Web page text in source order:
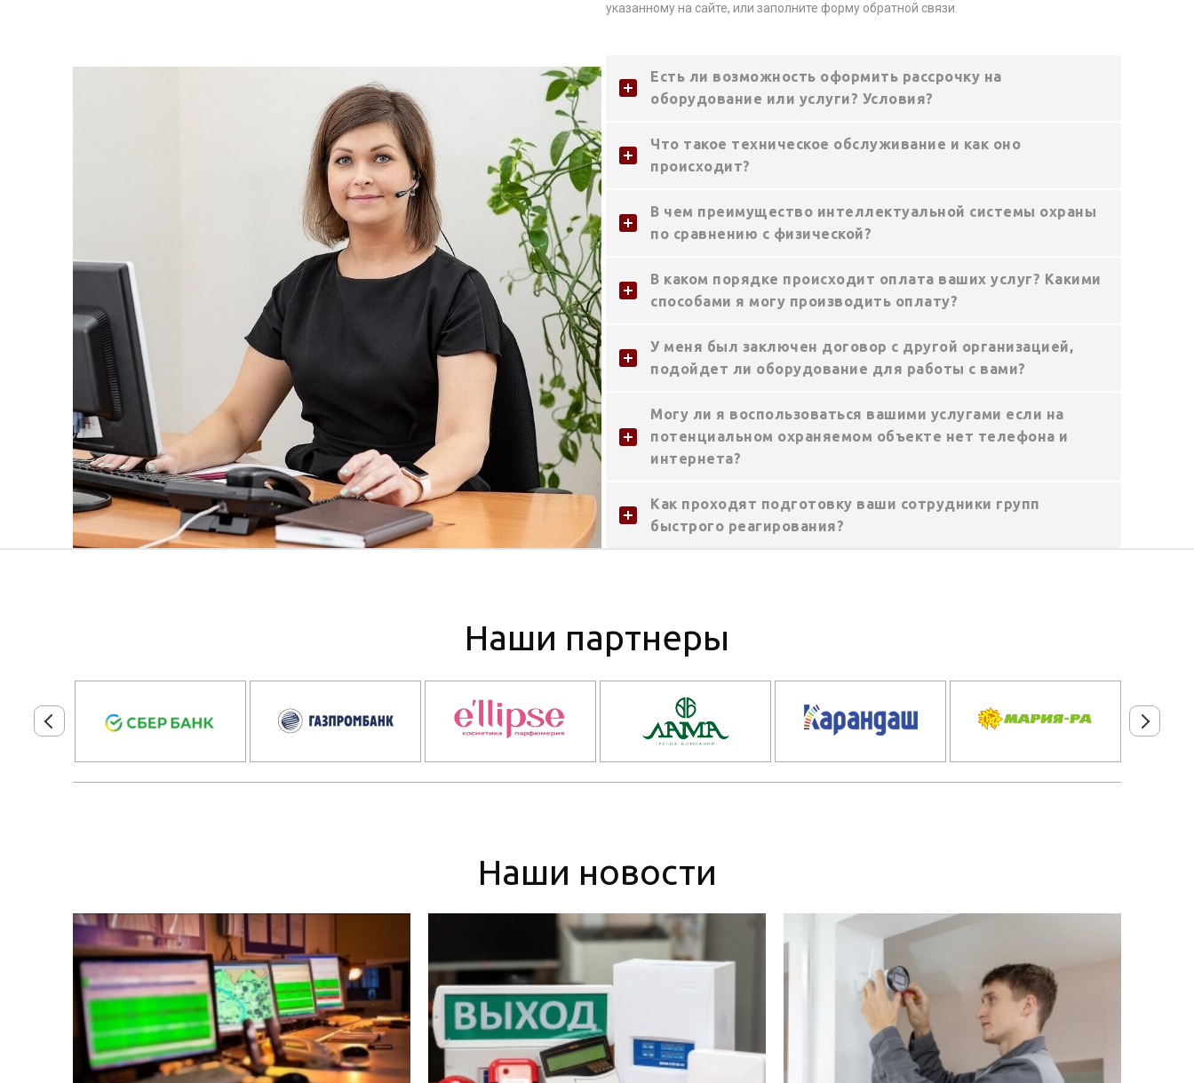
указанному на сайте, или заполните форму обратной связи.
Есть ли возможность оформить рассрочку на
оборудование или услуги? Условия?
Что такое техническое обслуживание и как оно
происходит?
В чем преимущество интеллектуальной системы охраны
по сравнению с физической?
В каком порядке происходит оплата ваших услуг? Какими
способами я могу производить оплату?
У меня был заключен договор с другой организацией,
подойдет ли оборудование для работы с вами?
Могу ли я воспользоваться вашими услугами если на
потенциальном охраняемом объекте нет телефона и
интернета?
Как проходят подготовку ваши сотрудники групп
быстрого реагирования?
Наши партнеры
Наши новости